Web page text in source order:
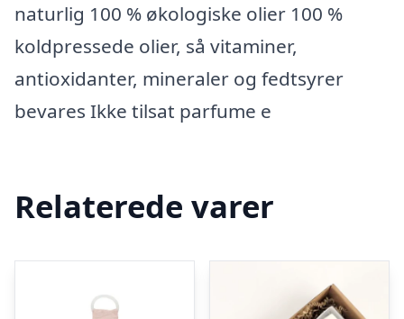
naturlig 100 % økologiske olier 100 %
koldpressede olier, så vitaminer,
antioxidanter, mineraler og fedtsyrer
bevares Ikke tilsat parfume e
Relaterede varer